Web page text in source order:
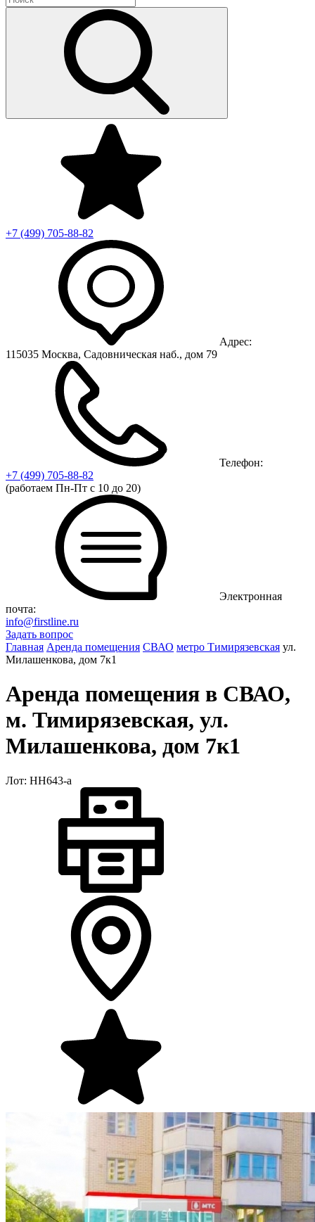
+7 (499) 705-88-82
Адрес:
115035 Москва, Садовническая наб., дом 79
Телефон:
+7 (499) 705-88-82
(работаем Пн-Пт с 10 до 20)
Электронная
почта:
info@firstline.ru
Задать вопрос
Главная Аренда помещения СВАО метро Тимирязевская ул.
Милашенкова, дом 7к1
Аренда помещения в СВАО,
м. Тимирязевская, ул.
Милашенкова, дом 7к1
Лот: НН643-a